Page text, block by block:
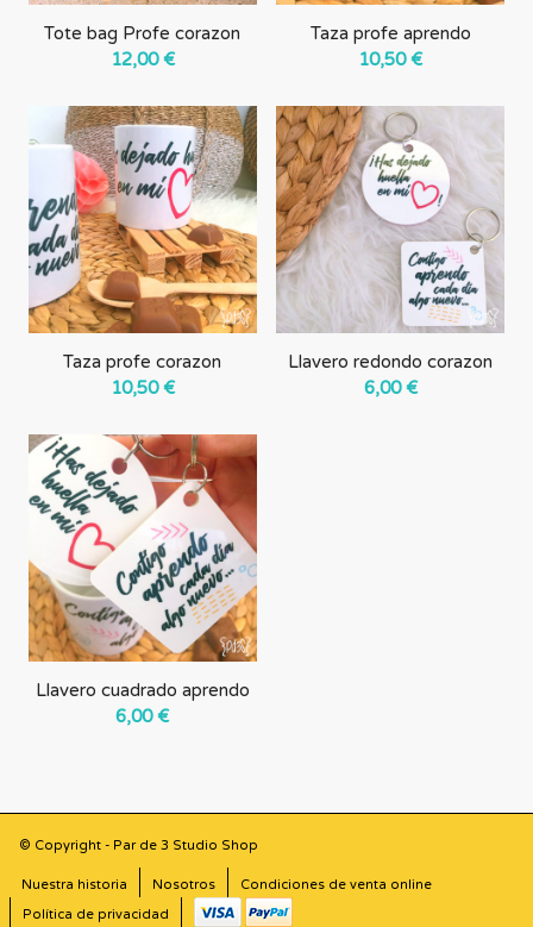
Tote bag Profe corazon
12,00€
Taza profe aprendo
10,50€
Taza profe corazon
10,50€
Llavero redondo corazon
6,00€
Llavero cuadrado aprendo
6,00€
© Copyright - Par de 3 Studio Shop
Nuestra historia Nosotros
Condiciones de venta online
Política de privacidad